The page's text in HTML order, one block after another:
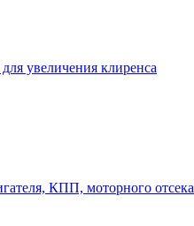
увеличения клиренса
КПП, моторного отсека